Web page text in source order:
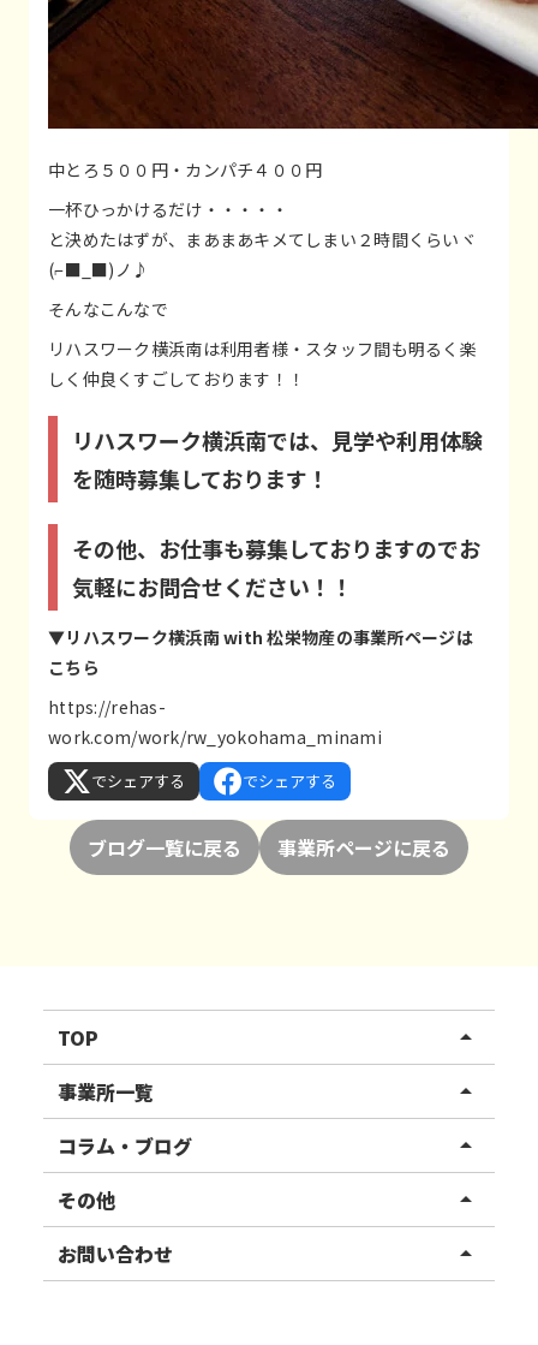
中とろ５００円・カンパチ４００円
一杯ひっかけるだけ・・・・・
と決めたはずが、まあまあキメてしまい２時間くらいヾ
(⌐■_■)ノ♪
そんなこんなで
リハスワーク横浜南は利用者様・スタッフ間も明るく楽
しく仲良くすごしております！！
リハスワーク横浜南では、見学や利用体験
を随時募集しております！
その他、お仕事も募集しておりますのでお
気軽にお問合せください！！
▼リハスワーク横浜南 with 松栄物産の事業所ページは
こちら
https://rehas-
work.com/work/rw_yokohama_minami
でシェアする でシェアする
ブログ一覧に戻る 事業所ページに戻る
TOP arrow_drop_up
リハスワーク
リハスファーム
事業所一覧 arrow_drop_up
関東エリア
東北エリア
甲信越エリア
コラム・ブログ arrow_drop_up
事業所ブログ
ご利用者様の声
その他 arrow_drop_up
お知らせ
お問い合わせ arrow_drop_up